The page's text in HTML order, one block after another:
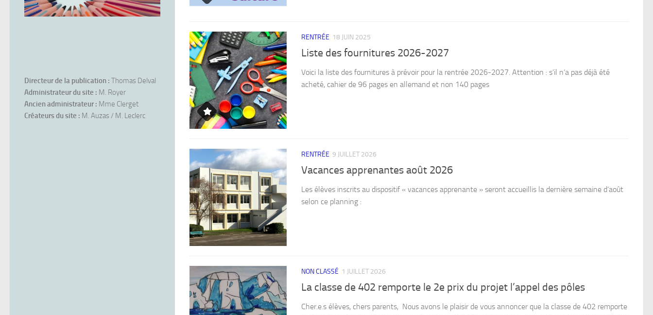
RENTRÉE 18 JUIN 2025
Liste des fournitures 2026-2027
Voici la liste des fournitures à prévoir pour la rentrée 2026-2027. Attention : s’il n’a pas déjà été
acheté, cahier de 96 pages en allemand et non 140 pages
RENTRÉE 9 JUILLET 2026
Vacances apprenantes août 2026
Les élèves inscrits au dispositif « vacances apprenante » seront accueillis la dernière semaine d’août
selon ce planning :
NON CLASSÉ 1 JUILLET 2026
La classe de 402 remporte le 2e prix du projet l’appel des pôles
Cher.e.s élèves, chers parents, Nous avons le plaisir de vous annoncer que la classe de 402 remporte
Directeur de la publication : Thomas Delval
Administrateur du site : M. Royer
Ancien administrateur : Mme Clerget
Créateurs du site : M. Auzas / M. Leclerc